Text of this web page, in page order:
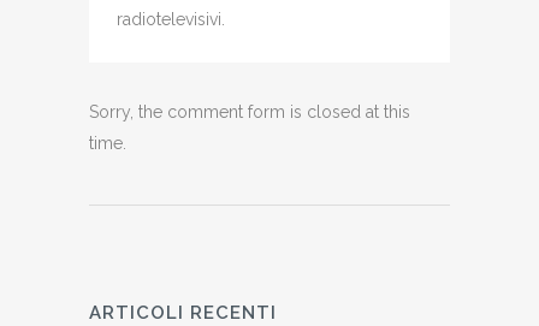
radiotelevisivi.
Sorry, the comment form is closed at this
time.
ARTICOLI RECENTI